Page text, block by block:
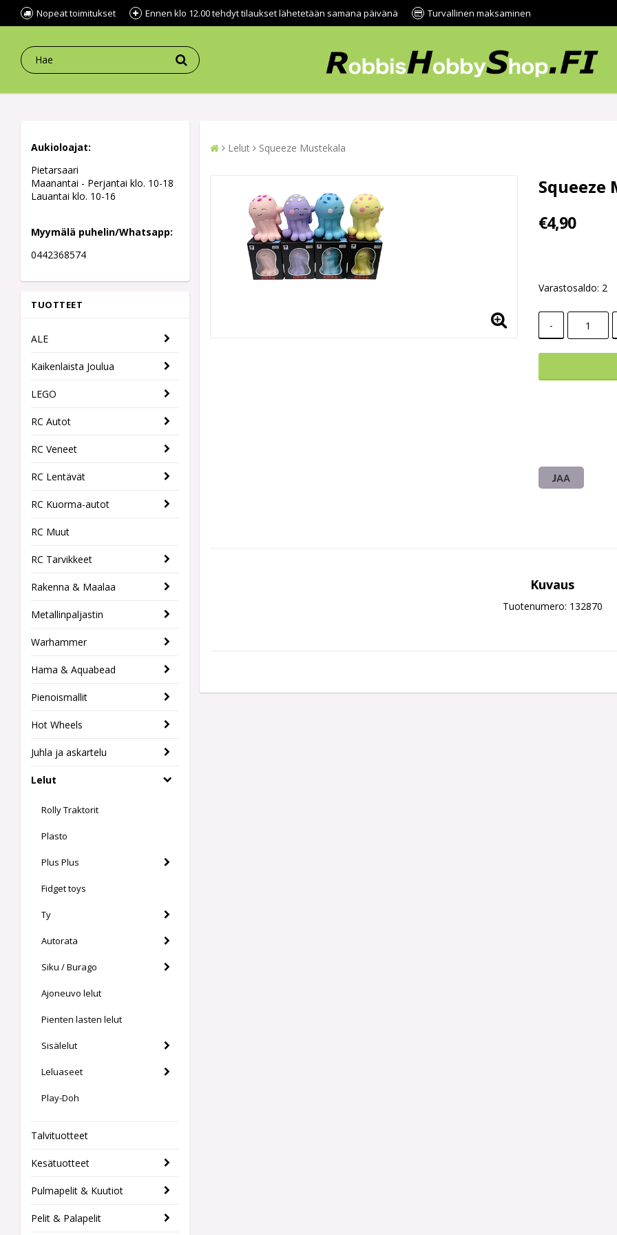
Nopeat toimitukset Ennen klo 12.00 tehdyt tilaukset lähetetään samana päivänä Turvallinen maksaminen
Aukioloajat:
Pietarsaari
Maanantai - Perjantai klo. 10-18
Lauantai klo. 10-16
Myymälä puhelin/Whatsapp:
0442368574
TUOTTEET
ALE
Kaikenlaista Joulua
LEGO
RC Autot
RC Veneet
RC Lentävät
RC Kuorma-autot
RC Muut
RC Tarvikkeet
Rakenna & Maalaa
Metallinpaljastin
Warhammer
Hama & Aquabead
Pienoismallit
Hot Wheels
Juhla ja askartelu
Lelut
Rolly Traktorit
Plasto
Plus Plus
Fidget toys
Ty
Autorata
Siku / Burago
Ajoneuvo lelut
Pienten lasten lelut
Sisälelut
Leluaseet
Play-Doh
Talvituotteet
Kesätuotteet
Pulmapelit & Kuutiot
Pelit & Palapelit
Lelut Squeeze Mustekala
Squeeze
€4,90
Varastosaldo: 2
-
JAA
Kuvaus
Tuotenumero: 132870